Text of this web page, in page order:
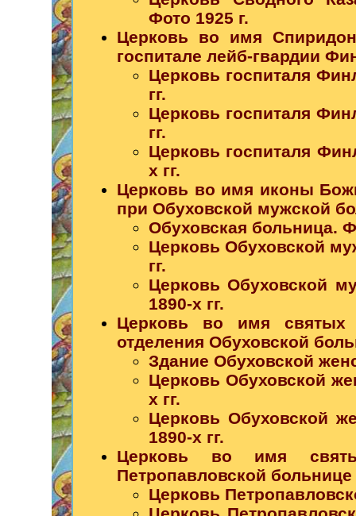
Фото 1925 г.
Церковь во имя
госпитале лейб-гвардии
Церковь госпиталя
гг.
Церковь госпиталя
гг.
Церковь госпиталя
х гг.
Церковь во имя иконы
при Обуховской мужской
Обуховская больница.
Церковь Обуховской
гг.
Церковь Обуховской
1890-х гг.
Церковь во имя святых
отделения Обуховской
Здание Обуховской
Церковь Обуховской
х гг.
Церковь Обуховской
1890-х гг.
Церковь во имя
Петропавловской больнице
Церковь